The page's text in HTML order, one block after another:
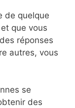
de quelque
que vous
réponses
autres, vous
se
des